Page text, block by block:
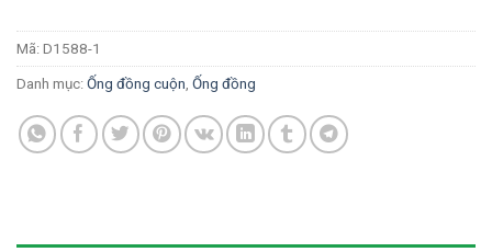
Mã: D1588-1
Danh mục: Ống đồng cuộn Ống đồng